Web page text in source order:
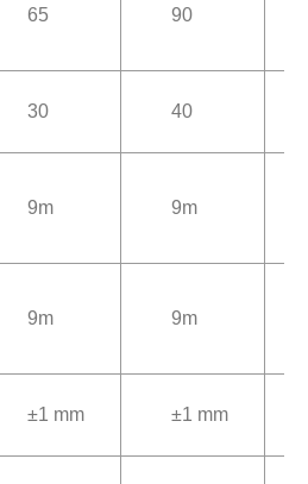
65 90
30 40
9m 9m
9m 9m
±1 mm ±1 mm